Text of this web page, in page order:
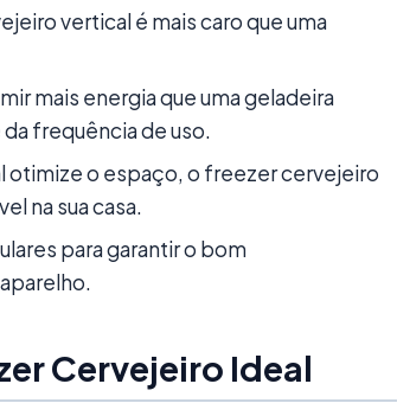
vertical é mais caro que uma
mais energia que uma geladeira
frequência de uso.
otimize o espaço, o freezer cervejeiro
na sua casa.
para garantir o bom
Cervejeiro Ideal